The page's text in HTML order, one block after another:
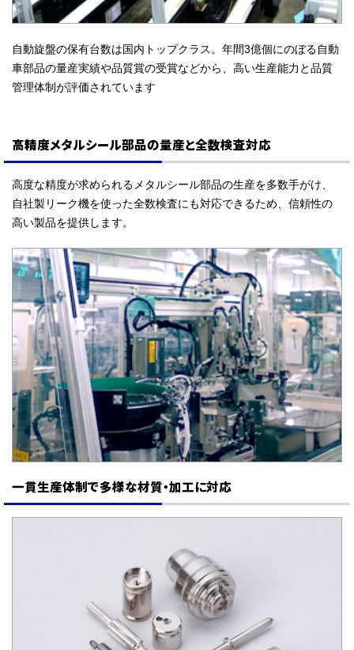
自動旋盤の保有台数は国内トップクラス。年間3億個にのぼる自動
車部品の量産実績や品質賞の受賞などから、高い生産能力と品質
管理体制が評価されています
高精度メタルシール部品の量産と全数検査対応
高度な精度が求められるメタルシール部品の生産を多数手がけ、
自社製リーク機を使った全数検査にも対応できるため、信頼性の
高い製品を提供します。
一貫生産体制で多様な材質・加工に対応